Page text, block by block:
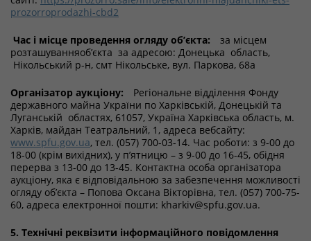
prozorroprodazhi-cbd2
Час і місце проведення огляду об’єкта:
за місцем
розташуванняоб’єкта за адресою: Донецька область,
Нікольський р-н, смт Нікольське, вул. Паркова, 68а
Організатор аукціону:
Регіональне відділення Фонду
державного майна України по Харківській, Донецькій та
Луганській областях, 61057, Україна Харківська область, м.
Харків, майдан Театральний, 1, адреса вебсайту:
www.spfu.gov.ua, тел. (057) 700-03-14. Час роботи: з 9-00 до
18-00 (крім вихідних), у п’ятницю – з 9-00 до 16-45, обідня
перерва з 13-00 до 13-45. Контактна особа організатора
аукціону, яка є відповідальною за забезпечення можливості
огляду об’єкта – Попова Оксана Вікторівна, тел. (057) 700-75-
60, адреса електронної пошти: kharkiv@spfu.gov.ua.
5. Технічні реквізити інформаційного повідомлення